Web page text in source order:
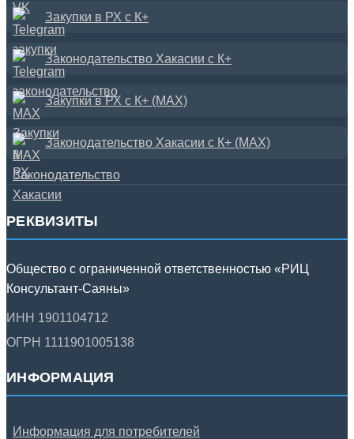
Закупки в РХ с К+
Законодательство Хакасии с К+
Закупки в РХ с К+ (MAX)
Законодательство Хакасии с К+ (MAX)
РЕКВИЗИТЫ
Общество с ограниченной ответственностью «РИЦ
Консультант-Саяны»
ИНН 1901104712
ОГРН 1111901005138
ИНФОРМАЦИЯ
Информация для потребителей